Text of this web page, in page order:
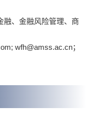
融、金融风险管理、商
wfh@amss.ac.cn；